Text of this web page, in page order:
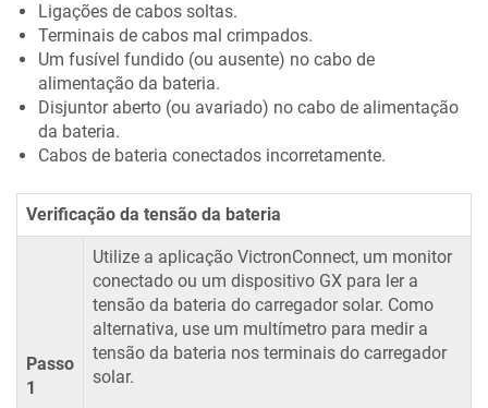
Ligações de cabos soltas.
Terminais de cabos mal crimpados.
Um fusível fundido (ou ausente) no cabo de
alimentação da bateria.
Disjuntor aberto (ou avariado) no cabo de alimentação
da bateria.
Cabos de bateria conectados incorretamente.
Verificação da tensão da bateria
Passo
1
Utilize a aplicação VictronConnect, um monitor
conectado ou um dispositivo GX para ler a
tensão da bateria do carregador solar. Como
alternativa, use um multímetro para medir a
tensão da bateria nos terminais do carregador
solar.